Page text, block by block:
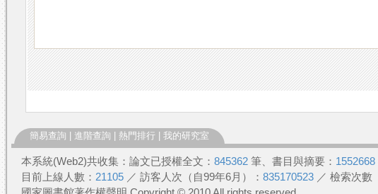
簡易查詢 進階查詢 熱門排行 我的研究室
本系統(Web2)共收集：論文已授權全文： 845362 筆、書目與摘要： 1552668
目前上線人數： 21105 ／ 訪客人次（自99年6月）： 835170523 ／ 檢索次數